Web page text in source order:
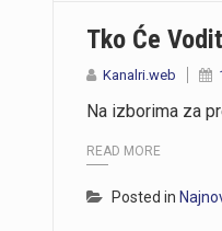
Tko Će
Kanalri.web
Na izborima za
READ MORE
Posted in